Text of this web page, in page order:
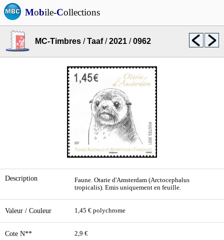
Mobile-Collections
MC-Timbres /Taaf/2021 /0962
Description
Faune. Otarie d'Amsterdam (Arctocephalus
tropicalis). Emis uniquement en feuille.
Valeur / Couleur 1,45 € polychrome
Cote N** 2,9 €